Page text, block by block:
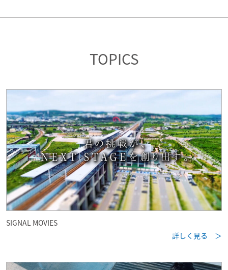
TOPICS
SIGNAL MOVIES
詳しく見る ＞